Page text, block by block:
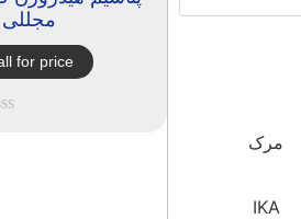
مرک
IKA
مجللی
for price